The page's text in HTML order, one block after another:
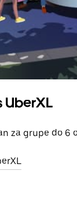
UberXL
za grupe do 6